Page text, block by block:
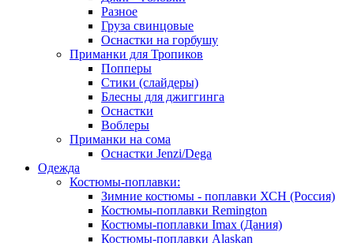
Разное
Груза свинцовые
Оснастки на горбушу
Приманки для Тропиков
Попперы
Стики (слайдеры)
Блесны для джиггинга
Оснастки
Воблеры
Приманки на сома
Оснастки Jenzi/Dega
Одежда
Костюмы-поплавки:
Зимние костюмы - поплавки ХСН (Россия)
Костюмы-поплавки Remington
Костюмы-поплавки Imax (Дания)
Костюмы-поплавки Alaskan